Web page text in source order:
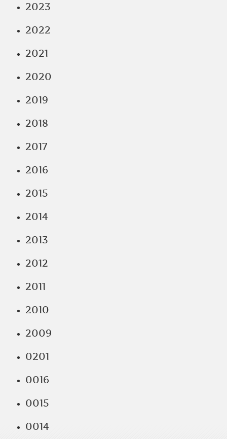
2023
2022
2021
2020
2019
2018
2017
2016
2015
2014
2013
2012
2011
2010
2009
0201
0016
0015
0014